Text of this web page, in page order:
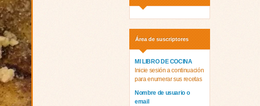
Área de suscriptores
MI LIBRO DE COCINA
Inicie sesión a continuación
para enumerar sus recetas
Nombre de usuario o
email